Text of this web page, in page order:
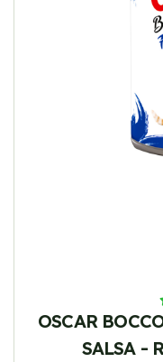
OSCAR
SALSA -